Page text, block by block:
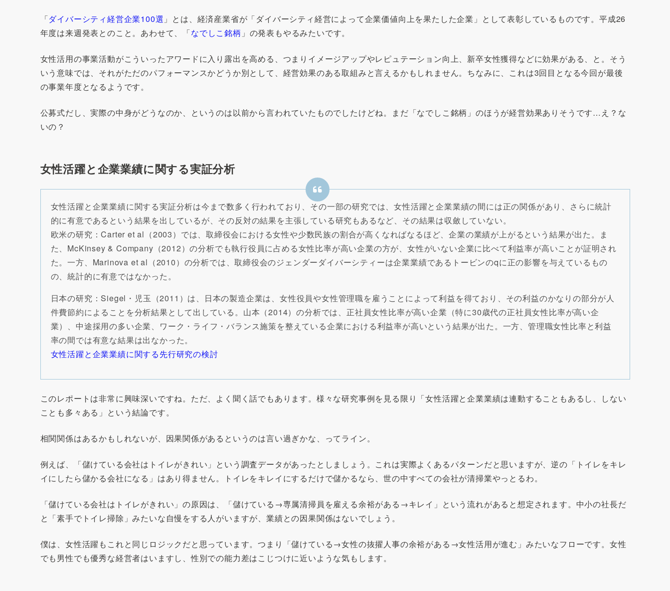
「ダイバーシティ経営企業100選 」とは、経済産業省が「ダイバーシティ経営によって企業価値向上を果たした企業」として表彰しているものです。平成26
年度は来週発表とのこと。あわせて、「なでしこ銘柄 」の発表もやるみたいです。
女性活用の事業活動がこういったアワードに入り露出を高める、つまりイメージアップやレピュテーション向上、新卒女性獲得などに効果がある、と。そう
いう意味では、それがただのパフォーマンスかどうか別として、経営効果のある取組みと言えるかもしれません。ちなみに、これは3回目となる今回が最後
の事業年度となるようです。
公募式だし、実際の中身がどうなのか、というのは以前から言われていたものでしたけどね。まだ「なでしこ銘柄」のほうが経営効果ありそうです…え？な
いの？
女性活躍と企業業績に関する実証分析
女性活躍と企業業績に関する実証分析は今まで数多く行われており、その一部の研究では、女性活躍と企業業績の間には正の関係があり、さらに統計
的に有意であるという結果を出しているが、その反対の結果を主張している研究もあるなど、その結果は収斂していない。
欧米の研究：Carter et al（2003）では、取締役会における女性や少数民族の割合が高くなればなるほど、企業の業績が上がるという結果が出た。ま
た、McKinsey & Company（2012）の分析でも執行役員に占める女性比率が高い企業の方が、女性がいない企業に比べて利益率が高いことが証明され
た。一方、Marinova et al（2010）の分析では、取締役会のジェンダーダイバーシティーは企業業績であるトービンのqに正の影響を与えているもの
の、統計的に有意ではなかった。
日本の研究：Siegel・児玉（2011）は、日本の製造企業は、女性役員や女性管理職を雇うことによって利益を得ており、その利益のかなりの部分が人
件費節約によることを分析結果として出している。山本（2014）の分析では、正社員女性比率が高い企業（特に30歳代の正社員女性比率が高い企
業）、中途採用の多い企業、ワーク・ライフ・バランス施策を整えている企業における利益率が高いという結果が出た。一方、管理職女性比率と利益
率の間では有意な結果は出なかった。
女性活躍と企業業績に関する先行研究の検討
このレポートは非常に興味深いですね。ただ、よく聞く話でもあります。様々な研究事例を見る限り「女性活躍と企業業績は連動することもあるし、しない
ことも多々ある」という結論です。
相関関係はあるかもしれないが、因果関係があるというのは言い過ぎかな、ってライン。
例えば、「儲けている会社はトイレがきれい」という調査データがあったとしましょう。これは実際よくあるパターンだと思いますが、逆の「トイレをキレ
イにしたら儲かる会社になる」はあり得ません。トイレをキレイにするだけで儲かるなら、世の中すべての会社が清掃業やっとるわ。
「儲けている会社はトイレがきれい」の原因は、「儲けている→専属清掃員を雇える余裕がある→キレイ」という流れがあると想定されます。中小の社長だ
と「素手でトイレ掃除」みたいな自慢をする人がいますが、業績との因果関係はないでしょう。
僕は、女性活躍もこれと同じロジックだと思っています。つまり「儲けている→女性の抜擢人事の余裕がある→女性活用が進む」みたいなフローです。女性
でも男性でも優秀な経営者はいますし、性別での能力差はこじつけに近いような気もします。